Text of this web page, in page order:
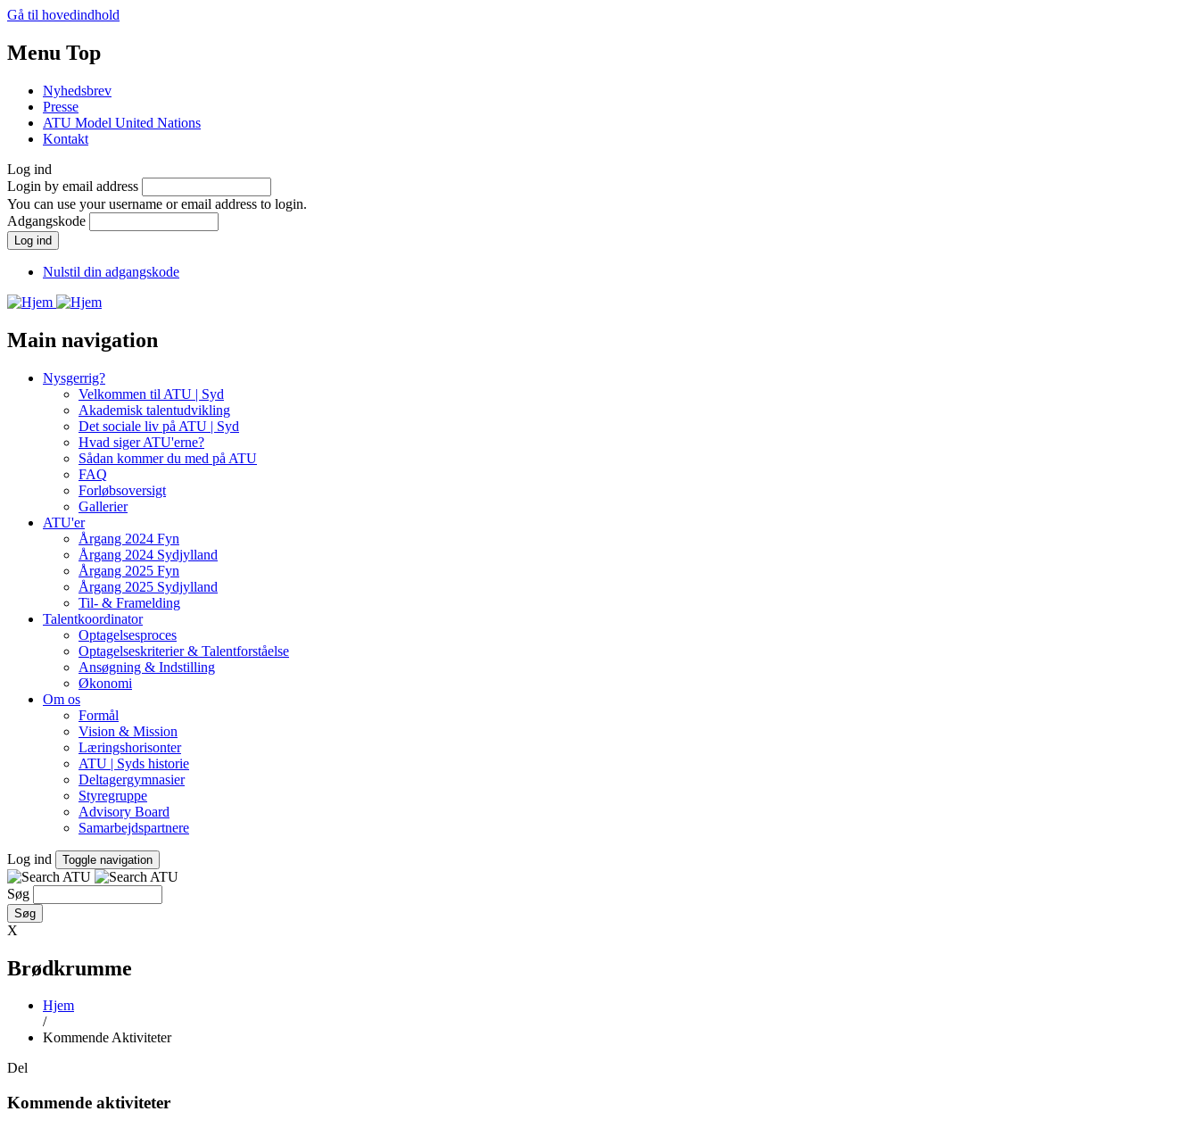
Gå til hovedindhold
Menu Top
Nyhedsbrev
Presse
ATU Model United Nations
Kontakt
Log ind
Login by email address
You can use your username or email address to login.
Adgangskode
Nulstil din adgangskode
Main navigation
Nysgerrig?
Velkommen til ATU | Syd
Akademisk talentudvikling
Det sociale liv på ATU | Syd
Hvad siger ATU'erne?
Sådan kommer du med på ATU
FAQ
Forløbsoversigt
Gallerier
ATU'er
Årgang 2024 Fyn
Årgang 2024 Sydjylland
Årgang 2025 Fyn
Årgang 2025 Sydjylland
Til- & Framelding
Talentkoordinator
Optagelsesproces
Optagelseskriterier & Talentforståelse
Ansøgning & Indstilling
Økonomi
Om os
Formål
Vision & Mission
Læringshorisonter
ATU | Syds historie
Deltagergymnasier
Styregruppe
Advisory Board
Samarbejdspartnere
Log ind Toggle navigation
Søg
X
Brødkrumme
Hjem
/
Kommende Aktiviteter
Del
Kommende aktiviteter